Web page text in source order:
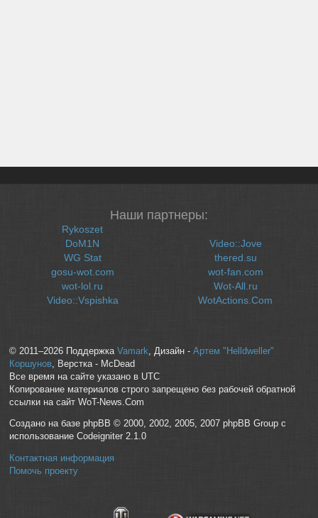
Наши партнеры:
Rykoszet
DoM1N
WG Stat
gosu-wot.com
wot-lol.ru
Video::Vspishka
Video::Jove
thered.su
wot-fan.com
Wot-All.ru
WotActions.Com
© 2011–2026 Поддержка Vamark, Дизайн - Артем "Helldweller"
Коршунов, Верстка - McDead
Все время на сайте указано в UTC
Копирование материалов строго запрещено без рабочей обратной
ссылки на сайт WoT-News.Com
Создано на базе phpBB © 2000, 2002, 2005, 2007 phpBB Group с
использование Codeigniter 2.1.0
Контактная информация
Помочь проекту